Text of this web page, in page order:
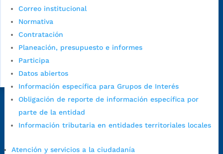
Correo institucional
Normativa
Contratación
Planeación, presupuesto e informes
Participa
Datos abiertos
Información específica para Grupos de Interés
Obligación de reporte de información específica por
parte de la entidad
Información tributaria en entidades territoriales locales
Atención y servicios a la ciudadanía
Colombia